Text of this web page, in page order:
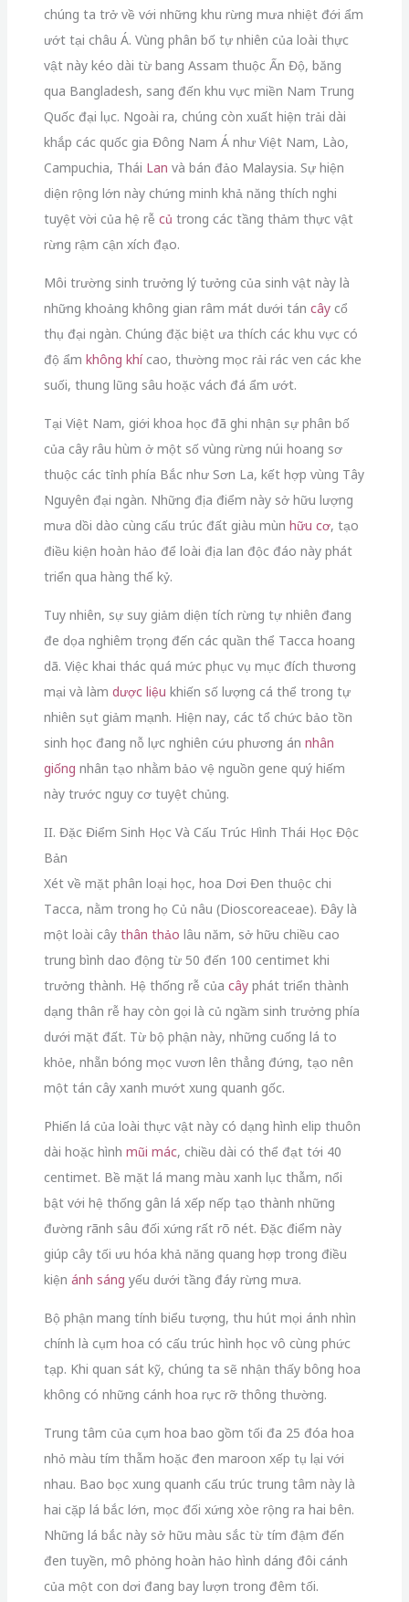
chúng ta trở về với những khu rừng mưa nhiệt đới ẩm
ướt tại châu Á. Vùng phân bố tự nhiên của loài thực
vật này kéo dài từ bang Assam thuộc Ấn Độ, băng
qua Bangladesh, sang đến khu vực miền Nam Trung
Quốc đại lục. Ngoài ra, chúng còn xuất hiện trải dài
khắp các quốc gia Đông Nam Á như Việt Nam, Lào,
Campuchia, Thái Lan và bán đảo Malaysia. Sự hiện
diện rộng lớn này chứng minh khả năng thích nghi
tuyệt vời của hệ rễ củ trong các tầng thảm thực vật
rừng rậm cận xích đạo.
Môi trường sinh trưởng lý tưởng của sinh vật này là
những khoảng không gian râm mát dưới tán câycổ
thụ đại ngàn. Chúng đặc biệt ưa thích các khu vực có
độ ẩm không khícao, thường mọc rải rác ven các khe
suối, thung lũng sâu hoặc vách đá ẩm ướt.
Tại Việt Nam, giới khoa học đã ghi nhận sự phân bố
của cây râu hùm ở một số vùng rừng núi hoang sơ
thuộc các tỉnh phía Bắc như Sơn La, kết hợp vùng Tây
Nguyên đại ngàn. Những địa điểm này sở hữu lượng
mưa dồi dào cùng cấu trúc đất giàu mùn hữu cơ, tạo
điều kiện hoàn hảo để loài địa lan độc đáo này phát
triển qua hàng thế kỷ.
Tuy nhiên, sự suy giảm diện tích rừng tự nhiên đang
đe dọa nghiêm trọng đến các quần thể Tacca hoang
dã. Việc khai thác quá mức phục vụ mục đích thương
mại và làm dược liệu khiến số lượng cá thể trong tự
nhiên sụt giảm mạnh. Hiện nay, các tổ chức bảo tồn
sinh học đang nỗ lực nghiên cứu phương án nhân
giống nhân tạo nhằm bảo vệ nguồn gene quý hiếm
này trước nguy cơ tuyệt chủng.
II. Đặc Điểm Sinh Học Và Cấu Trúc Hình Thái Học Độc
Bản
Xét về mặt phân loại học, hoa Dơi Đen thuộc chi
Tacca, nằm trong họ Củ nâu (Dioscoreaceae). Đây là
một loài cây thân thảo lâu năm, sở hữu chiều cao
trung bình dao động từ 50 đến 100 centimet khi
trưởng thành. Hệ thống rễ của câyphát triển thành
dạng thân rễ hay còn gọi là củ ngầm sinh trưởng phía
dưới mặt đất. Từ bộ phận này, những cuống lá to
khỏe, nhẵn bóng mọc vươn lên thẳng đứng, tạo nên
một tán cây xanh mướt xung quanh gốc.
Phiến lá của loài thực vật này có dạng hình elip thuôn
dài hoặc hình mũi mác, chiều dài có thể đạt tới 40
centimet. Bề mặt lá mang màu xanh lục thẫm, nổi
bật với hệ thống gân lá xếp nếp tạo thành những
đường rãnh sâu đối xứng rất rõ nét. Đặc điểm này
giúp cây tối ưu hóa khả năng quang hợp trong điều
kiện ánh sáng yếu dưới tầng đáy rừng mưa.
Bộ phận mang tính biểu tượng, thu hút mọi ánh nhìn
chính là cụm hoa có cấu trúc hình học vô cùng phức
tạp. Khi quan sát kỹ, chúng ta sẽ nhận thấy bông hoa
không có những cánh hoa rực rỡ thông thường.
Trung tâm của cụm hoa bao gồm tối đa 25 đóa hoa
nhỏ màu tím thẫm hoặc đen maroon xếp tụ lại với
nhau. Bao bọc xung quanh cấu trúc trung tâm này là
hai cặp lá bắc lớn, mọc đối xứng xòe rộng ra hai bên.
Những lá bắc này sở hữu màu sắc từ tím đậm đến
đen tuyền, mô phỏng hoàn hảo hình dáng đôi cánh
của một con dơi đang bay lượn trong đêm tối.